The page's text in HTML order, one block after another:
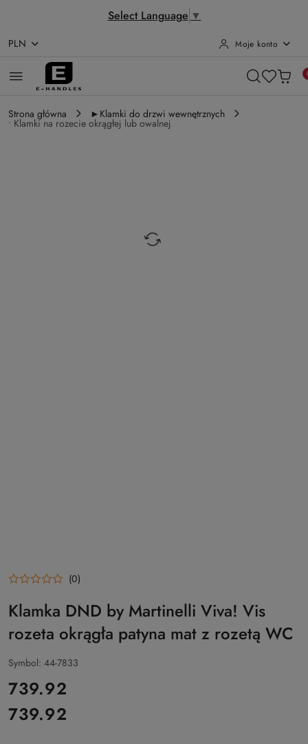
Select Language ▼
Przejdź do treści głównej
Przejdź do wyszukiwarki
Przejdź do moje konto
Przejdź do menu głównego
Przejdź do opisu produktu
Przejdź do stopki
PLN Moje konto
Strona główna ►Klamki do drzwi wewnętrznych
• Klamki na rozecie okrągłej lub owalnej
(0)
Klamka DND by Martinelli Viva! Vis
rozeta okrągła patyna mat z rozetą WC
Symbol: 44-7833
cena:
739.92
Cena:
739.92